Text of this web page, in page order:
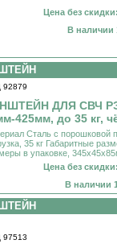
Цена без
В наличии
92879
ДЛЯ СВЧ
425мм, до 35 кг,
Сталь с порошковой
35 кг Габаритные
в упаковке,
Цена без
В наличии
97513